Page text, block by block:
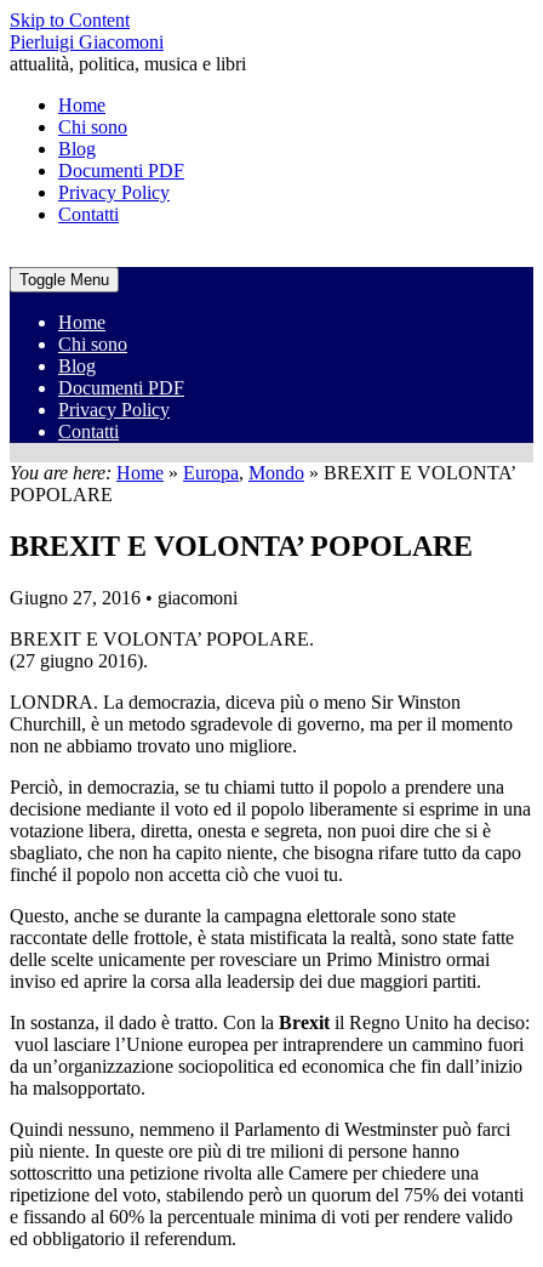
Skip to Content
Pierluigi Giacomoni
attualità, politica, musica e libri
Home
Chi sono
Blog
Documenti PDF
Privacy Policy
Contatti
Toggle Menu
Home
Chi sono
Blog
Documenti PDF
Privacy Policy
Contatti
You are here: Home » Europa, Mondo » BREXIT E VOLONTA’
POPOLARE
BREXIT E VOLONTA’ POPOLARE
Giugno 27, 2016 • giacomoni
BREXIT E VOLONTA’ POPOLARE.
(27 giugno 2016).
LONDRA. La democrazia, diceva più o meno Sir Winston
Churchill, è un metodo sgradevole di governo, ma per il momento
non ne abbiamo trovato uno migliore.
Perciò, in democrazia, se tu chiami tutto il popolo a prendere una
decisione mediante il voto ed il popolo liberamente si esprime in una
votazione libera, diretta, onesta e segreta, non puoi dire che si è
sbagliato, che non ha capito niente, che bisogna rifare tutto da capo
finché il popolo non accetta ciò che vuoi tu.
Questo, anche se durante la campagna elettorale sono state
raccontate delle frottole, è stata mistificata la realtà, sono state fatte
delle scelte unicamente per rovesciare un Primo Ministro ormai
inviso ed aprire la corsa alla leadersip dei due maggiori partiti.
In sostanza, il dado è tratto. Con la Brexit il Regno Unito ha deciso:
vuol lasciare l’Unione europea per intraprendere un cammino fuori
da un’organizzazione sociopolitica ed economica che fin dall’inizio
ha malsopportato.
Quindi nessuno, nemmeno il Parlamento di Westminster può farci
più niente. In queste ore più di tre milioni di persone hanno
sottoscritto una petizione rivolta alle Camere per chiedere una
ripetizione del voto, stabilendo però un quorum del 75% dei votanti
e fissando al 60% la percentuale minima di voti per rendere valido
ed obbligatorio il referendum.